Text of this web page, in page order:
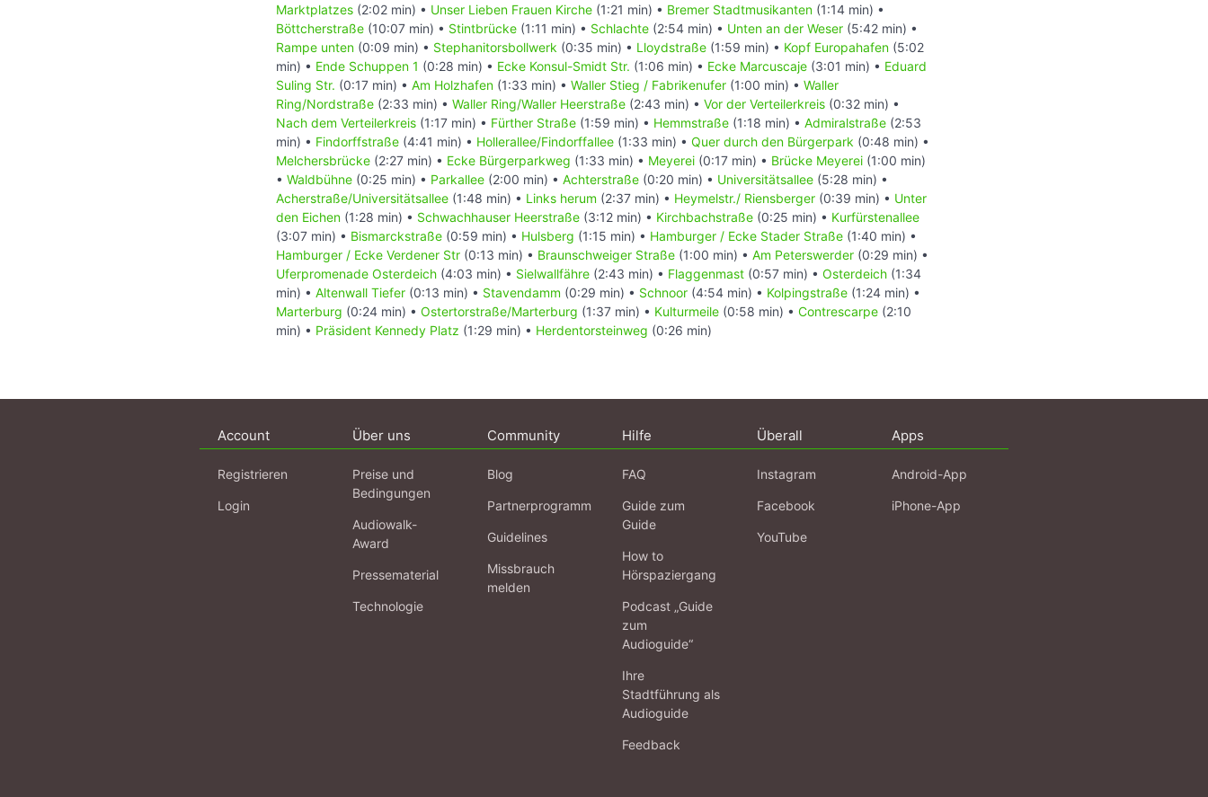
Marktplatzes (2:02 min) • Unser Lieben Frauen Kirche (1:21 min) • Bremer Stadtmusikanten (1:14 min) •
Böttcherstraße (10:07 min) • Stintbrücke (1:11 min) • Schlachte (2:54 min) • Unten an der Weser (5:42 min) •
Rampe unten (0:09 min) • Stephanitorsbollwerk (0:35 min) • Lloydstraße (1:59 min) • Kopf Europahafen (5:02
min) • Ende Schuppen 1 (0:28 min) • Ecke Konsul-Smidt Str. (1:06 min) • Ecke Marcuscaje (3:01 min) • Eduard
Suling Str. (0:17 min) • Am Holzhafen (1:33 min) • Waller Stieg / Fabrikenufer (1:00 min) • Waller
Ring/Nordstraße (2:33 min) • Waller Ring/Waller Heerstraße (2:43 min) • Vor der Verteilerkreis (0:32 min) •
Nach dem Verteilerkreis (1:17 min) • Fürther Straße (1:59 min) • Hemmstraße (1:18 min) • Admiralstraße (2:53
min) • Findorffstraße (4:41 min) • Hollerallee/Findorffallee (1:33 min) • Quer durch den Bürgerpark (0:48 min) •
Melchersbrücke (2:27 min) • Ecke Bürgerparkweg (1:33 min) • Meyerei (0:17 min) • Brücke Meyerei (1:00 min)
• Waldbühne (0:25 min) • Parkallee (2:00 min) • Achterstraße (0:20 min) • Universitätsallee (5:28 min) •
Acherstraße/Universitätsallee (1:48 min) • Links herum (2:37 min) • Heymelstr./ Riensberger (0:39 min) • Unter
den Eichen (1:28 min) • Schwachhauser Heerstraße (3:12 min) • Kirchbachstraße (0:25 min) • Kurfürstenallee
(3:07 min) • Bismarckstraße (0:59 min) • Hulsberg (1:15 min) • Hamburger / Ecke Stader Straße (1:40 min) •
Hamburger / Ecke Verdener Str (0:13 min) • Braunschweiger Straße (1:00 min) • Am Peterswerder (0:29 min) •
Uferpromenade Osterdeich (4:03 min) • Sielwallfähre (2:43 min) • Flaggenmast (0:57 min) • Osterdeich (1:34
min) • Altenwall Tiefer (0:13 min) • Stavendamm (0:29 min) • Schnoor (4:54 min) • Kolpingstraße (1:24 min) •
Marterburg (0:24 min) • Ostertorstraße/Marterburg (1:37 min) • Kulturmeile (0:58 min) • Contrescarpe (2:10
min) • Präsident Kennedy Platz (1:29 min) • Herdentorsteinweg (0:26 min)
Account
Registrieren
Login
Über uns
Preise und
Bedingungen
Audiowalk-
Award
Pressematerial
Technologie
Community
Blog
Partnerprogramm
Guidelines
Missbrauch
melden
Hilfe
FAQ
Guide zum
Guide
How to
Hörspaziergang
Podcast „Guide
zum
Audioguide“
Ihre
Stadtführung als
Audioguide
Feedback
Überall
Instagram
Facebook
YouTube
Apps
Android-App
iPhone-App